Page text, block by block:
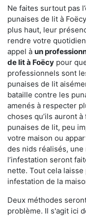
Ne faites surtout pas
punaises de lit à
plus haut, leur
rendre votre
appel à un
de lit à Foëcy pour
professionnels sont
punaises de lit
bataille contre les
amenés à respecter
choses qu’ils auront
punaises de lit, peu
votre maison ou
des nids réalisés,
l’infestation seront
nette. Tout cela
infestation de la
Deux méthodes
problème. Il s'agit ici